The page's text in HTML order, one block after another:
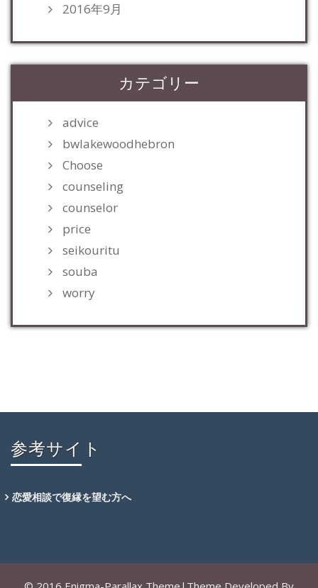
2016年9月
カテゴリー
advice
bwlakewoodhebron
Choose
counseling
counselor
price
seikouritu
souba
worry
参考サイト
恋愛相談で復縁を望む方へ